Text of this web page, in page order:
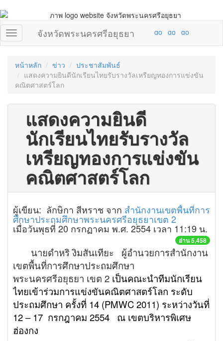
จังหวัดพระนครศรีอยุธยา
หน้าหลัก ข่าว
ประชาสัมพันธ์
แสดงความยินดีนักเรียนไทยรับรางวัลเหรียญทองการแข่งขัน
คณิตศาสตร์โลก
แสดงความยินดี
นักเรียนไทยรับรางวัล
เหรียญทองการแข่งขัน
คณิตศาสตร์โลก
ผู้เขียน: ลักษิกา สีหราช จาก สำนักงานเขตพื้นที่การ
ศึกษาประถมศึกษาพระนครศรีอยุธยาเขต 2
เมื่อวันพุธที่ 20 กรกฏาคม พ.ศ. 2554 เวลา 11:19 น.
อ่าน 5,458
นายดำหริ งิมสันเทียะ ผู้อำนวยการสำนักงาน
เขตพื้นที่การศึกษาประถมศึกษา
พระนครศรีอยุธยา เขต 2 เป็นคณะนำทีมนักเรียน
ไทยเข้าร่วมการแข่งขันคณิตศาสตร์โลก ระดับ
ประถมศึกษา ครั้งที่ 14 (PMWC 2011) ระหว่างวันที่
12 – 17 กรกฎาคม 2554 ณ เขตบริหารพิเศษ
ฮ่องกง